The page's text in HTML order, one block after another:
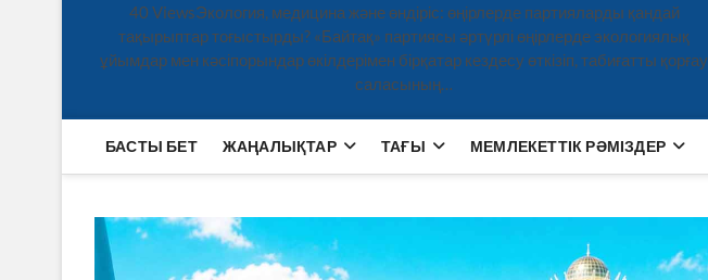
40 ViewsЭкология, медицина және өндіріс: өңірлерде партияларды қандай
тақырыптар тоғыстырды? «Байтақ» партиясы әртүрлі өңірлерде экологиялық
ұйымдар мен кәсіпорындар өкілдерімен бірқатар кездесу өткізіп, табиғатты қорғау
саласының…
БАСТЫ БЕТ ЖАҢАЛЫҚТАР ТАҒЫ МЕМЛЕКЕТТІК РӘМІЗДЕР